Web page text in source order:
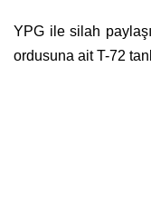
YPG ile silah
ordusuna ait T-72